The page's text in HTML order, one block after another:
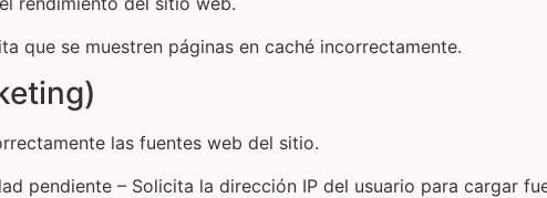
que se muestren páginas en caché incorrectamente.
las fuentes web del sitio.
pendiente – Solicita la dirección IP del usuario para cargar